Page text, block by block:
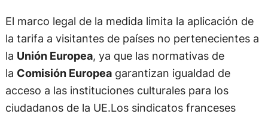
El marco legal de la medida limita la aplicación de
la tarifa a visitantes de países no pertenecientes a
la Unión Europea, ya que las normativas de
la Comisión Europeagarantizan igualdad de
acceso a las instituciones culturales para los
ciudadanos de la UE.Los sindicatos franceses